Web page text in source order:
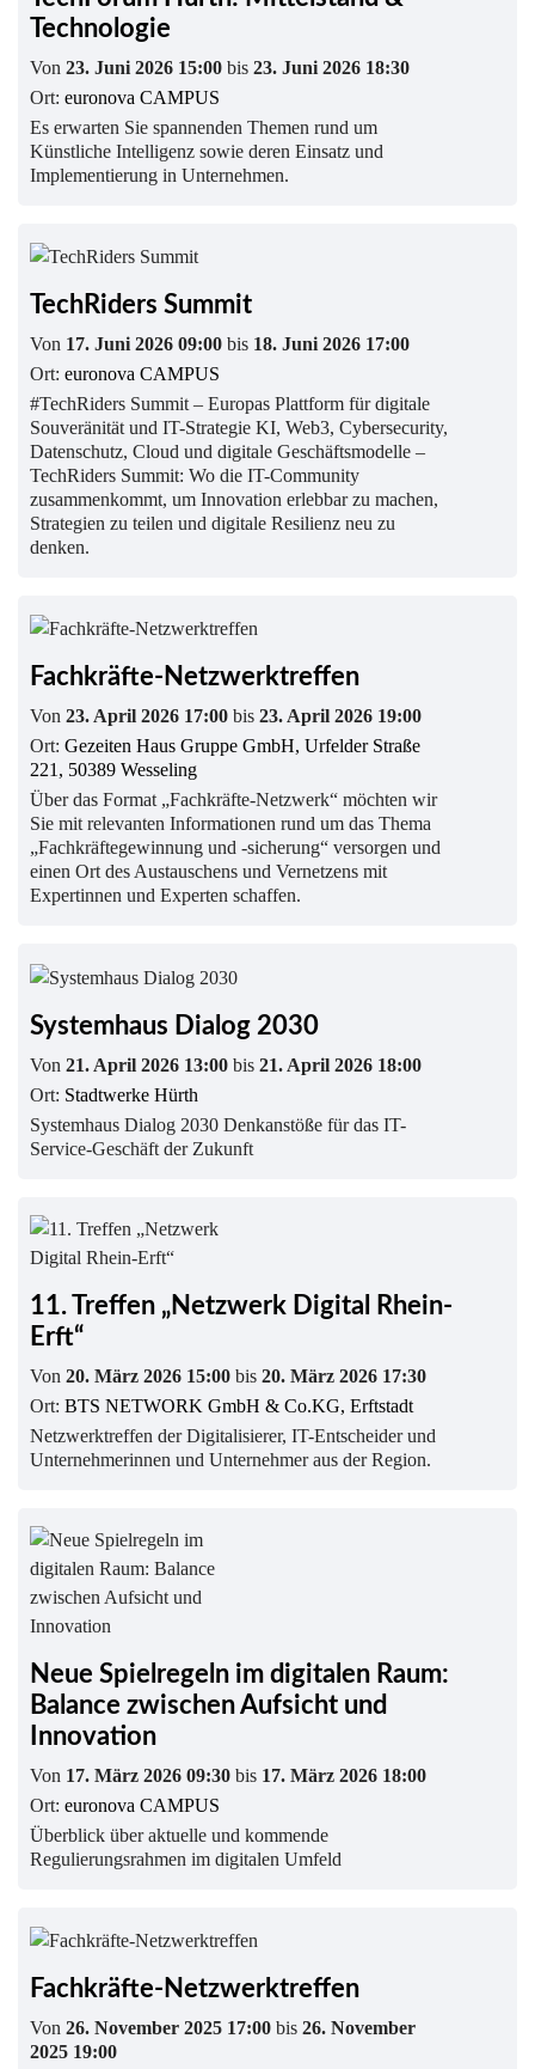
Technologie
Von 23. Juni 2026 15:00 bis 23. Juni 2026 18:30
Ort: euronova CAMPUS
Es erwarten Sie spannenden Themen rund um
Künstliche Intelligenz sowie deren Einsatz und
Implementierung in Unternehmen.
TechRiders Summit
Von 17. Juni 2026 09:00 bis 18. Juni 2026 17:00
Ort: euronova CAMPUS
#TechRiders Summit – Europas Plattform für digitale
Souveränität und IT-Strategie KI, Web3, Cybersecurity,
Datenschutz, Cloud und digitale Geschäftsmodelle –
TechRiders Summit: Wo die IT-Community
zusammenkommt, um Innovation erlebbar zu machen,
Strategien zu teilen und digitale Resilienz neu zu
denken.
Fachkräfte-Netzwerktreffen
Von 23. April 2026 17:00 bis 23. April 2026 19:00
Ort: Gezeiten Haus Gruppe GmbH, Urfelder Straße
221, 50389 Wesseling
Über das Format „Fachkräfte-Netzwerk“ möchten wir
Sie mit relevanten Informationen rund um das Thema
„Fachkräftegewinnung und -sicherung“ versorgen und
einen Ort des Austauschens und Vernetzens mit
Expertinnen und Experten schaffen.
Systemhaus Dialog 2030
Von 21. April 2026 13:00 bis 21. April 2026 18:00
Ort: Stadtwerke Hürth
Systemhaus Dialog 2030 Denkanstöße für das IT-
Service-Geschäft der Zukunft
11. Treffen „Netzwerk Digital Rhein-
Erft“
Von 20. März 2026 15:00 bis 20. März 2026 17:30
Ort: BTS NETWORK GmbH & Co.KG, Erftstadt
Netzwerktreffen der Digitalisierer, IT-Entscheider und
Unternehmerinnen und Unternehmer aus der Region.
Neue Spielregeln im digitalen Raum:
Balance zwischen Aufsicht und
Innovation
Von 17. März 2026 09:30 bis 17. März 2026 18:00
Ort: euronova CAMPUS
Überblick über aktuelle und kommende
Regulierungsrahmen im digitalen Umfeld
Fachkräfte-Netzwerktreffen
Von 26. November 2025 17:00 bis 26. November
2025 19:00